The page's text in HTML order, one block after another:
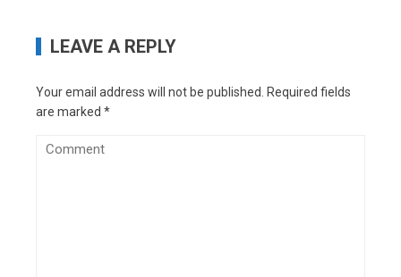
LEAVE A REPLY
Your email address will not be published.
Required fields
are marked *